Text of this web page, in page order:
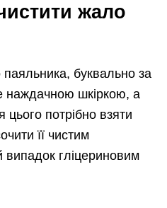
жало
буквально за
наждачною шкіркою, а
потрібно взяти
її чистим
випадок гліцериновим